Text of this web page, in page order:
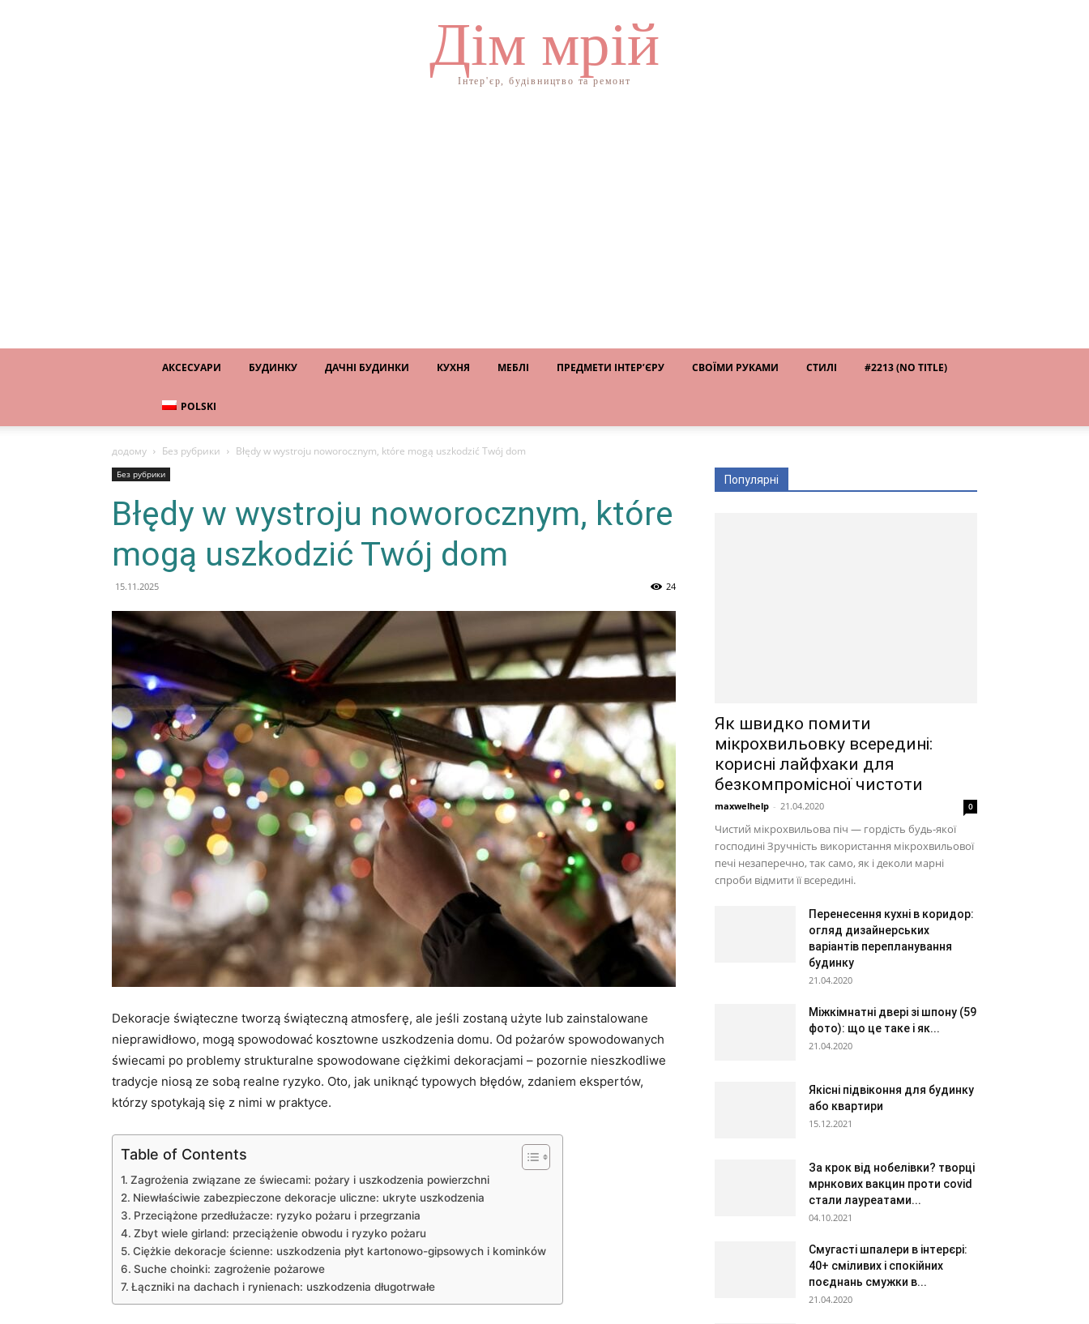
Дім мрій
Інтер'єр, будівництво та ремонт
АКСЕСУАРИ БУДИНКУ ДАЧНІ БУДИНКИ КУХНЯ МЕБЛІ ПРЕДМЕТИ ІНТЕР’ЄРУ СВОЇМИ РУКАМИ СТИЛІ #2213 (NO TITLE)
POLSKI
додому Без рубрики Błędy w wystroju noworocznym, które mogą uszkodzić Twój dom
Без рубрики
Błędy w wystroju noworocznym, które
mogą uszkodzić Twój dom
15.11.2025 24
Dekoracje świąteczne tworzą świąteczną atmosferę, ale jeśli zostaną użyte lub zainstalowane
nieprawidłowo, mogą spowodować kosztowne uszkodzenia domu. Od pożarów spowodowanych
świecami po problemy strukturalne spowodowane ciężkimi dekoracjami – pozornie nieszkodliwe
tradycje niosą ze sobą realne ryzyko. Oto, jak uniknąć typowych błędów, zdaniem ekspertów,
którzy spotykają się z nimi w praktyce.
Table of Contents
Zagrożenia związane ze świecami: pożary i uszkodzenia powierzchni
Niewłaściwie zabezpieczone dekoracje uliczne: ukryte uszkodzenia
Przeciążone przedłużacze: ryzyko pożaru i przegrzania
Zbyt wiele girland: przeciążenie obwodu i ryzyko pożaru
Ciężkie dekoracje ścienne: uszkodzenia płyt kartonowo-gipsowych i kominków
Suche choinki: zagrożenie pożarowe
Łączniki na dachach i rynienach: uszkodzenia długotrwałe
Популярні
Як швидко помити
мікрохвильовку всередині:
корисні лайфхаки для
безкомпромісної чистоти
maxwelhelp - 21.04.2020 0
Чистий мікрохвильова піч — гордість будь-якої
господині Зручність використання мікрохвильової
печі незаперечно, так само, як і деколи марні
спроби відмити її всередині.
Перенесення кухні в коридор:
огляд дизайнерських
варіантів перепланування
будинку
21.04.2020
Міжкімнатні двері зі шпону (59
фото): що це таке і як...
21.04.2020
Якісні підвіконня для будинку
або квартири
15.12.2021
За крок від нобелівки? творці
мрнкових вакцин проти covid
стали лауреатами...
04.10.2021
Смугасті шпалери в інтерєрі:
40+ сміливих і спокійних
поєднань смужки в...
21.04.2020